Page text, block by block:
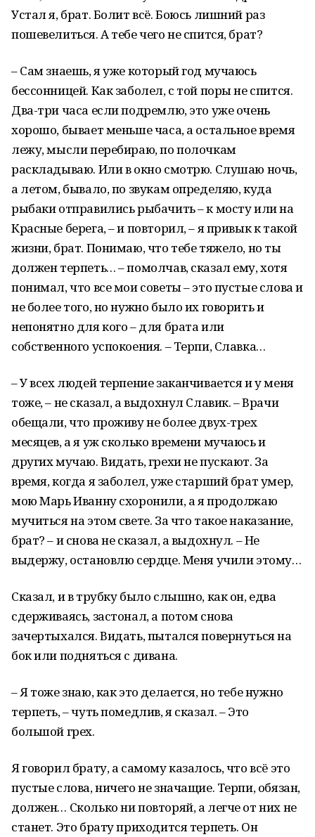
Устал я, брат. Болит всё. Боюсь лишний раз
пошевелиться. А тебе чего не спится, брат?
– Сам знаешь, я уже который год мучаюсь
бессонницей. Как заболел, с той поры не спится.
Два-три часа если подремлю, это уже очень
хорошо, бывает меньше часа, а остальное время
лежу, мысли перебираю, по полочкам
раскладываю. Или в окно смотрю. Слушаю ночь,
а летом, бывало, по звукам определяю, куда
рыбаки отправились рыбачить – к мосту или на
Красные берега, – и повторил, – я привык к такой
жизни, брат. Понимаю, что тебе тяжело, но ты
должен терпеть… – помолчав, сказал ему, хотя
понимал, что все мои советы – это пустые слова и
не более того, но нужно было их говорить и
непонятно для кого – для брата или
собственного успокоения. – Терпи, Славка…
– У всех людей терпение заканчивается и у меня
тоже, – не сказал, а выдохнул Славик. – Врачи
обещали, что проживу не более двух-трех
месяцев, а я уж сколько времени мучаюсь и
других мучаю. Видать, грехи не пускают. За
время, когда я заболел, уже старший брат умер,
мою Марь Иванну схоронили, а я продолжаю
мучиться на этом свете. За что такое наказание,
брат? – и снова не сказал, а выдохнул. – Не
выдержу, остановлю сердце. Меня учили этому…
Сказал, и в трубку было слышно, как он, едва
сдерживаясь, застонал, а потом снова
зачертыхался. Видать, пытался повернуться на
бок или подняться с дивана.
– Я тоже знаю, как это делается, но тебе нужно
терпеть, – чуть помедлив, я сказал. – Это
большой грех.
Я говорил брату, а самому казалось, что всё это
пустые слова, ничего не значащие. Терпи, обязан,
должен… Сколько ни повторяй, а легче от них не
станет. Это брату приходится терпеть. Он